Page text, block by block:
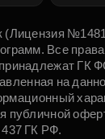
(Лицензия
Все
ГК
на
публичной
ГК РФ.